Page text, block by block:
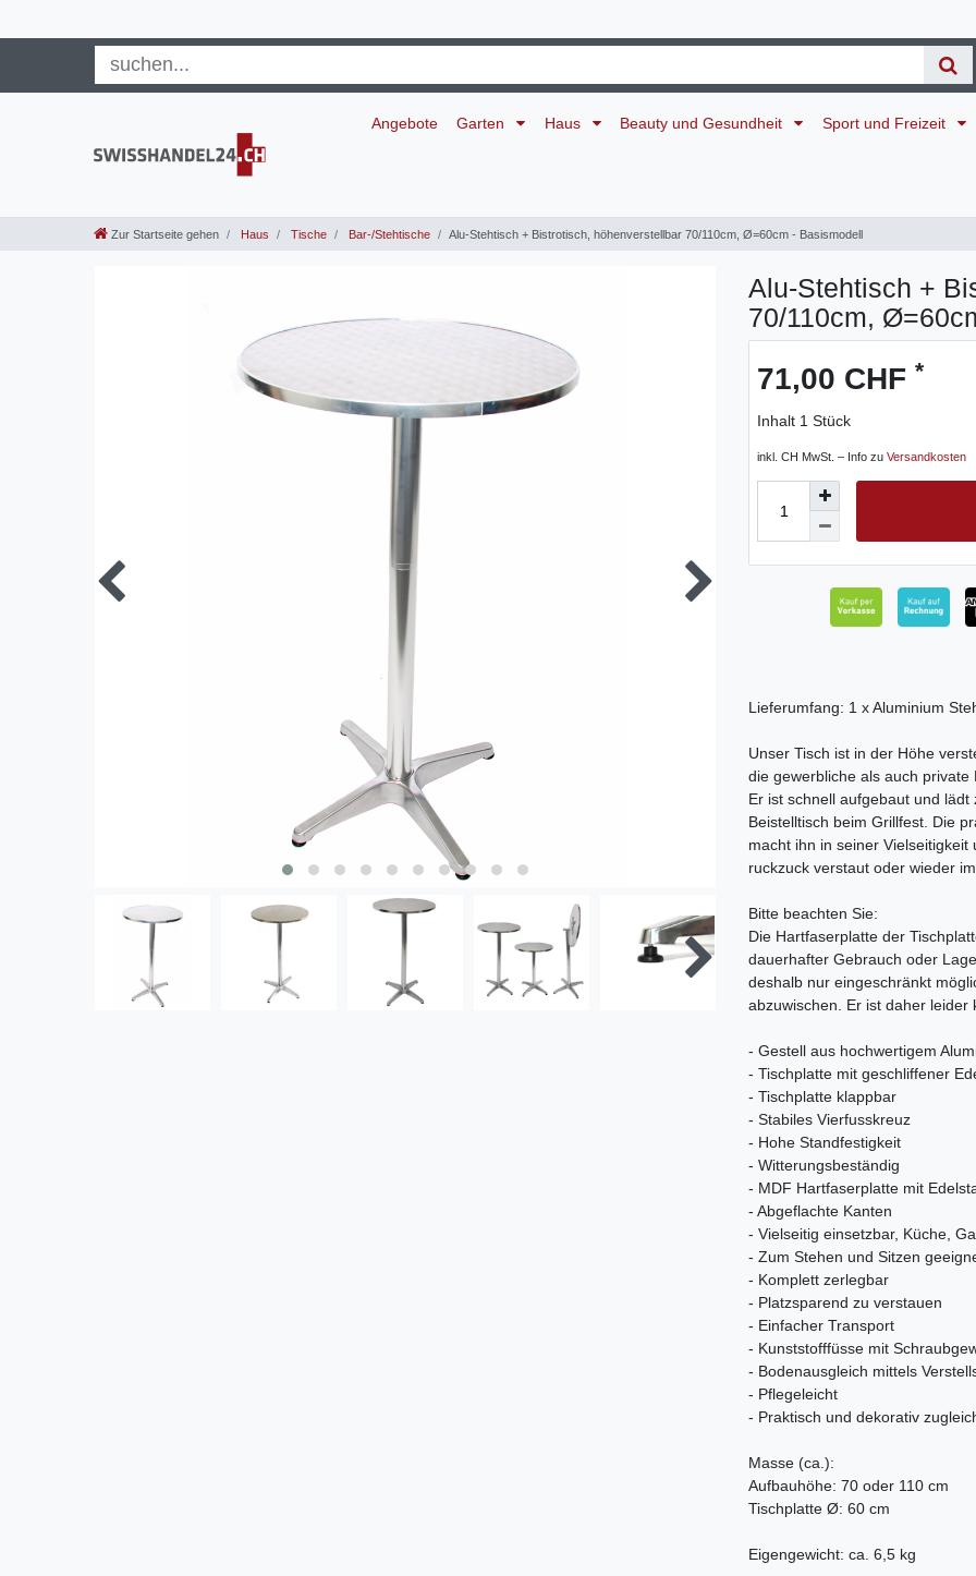
Angebote Garten Haus Beauty und Gesundheit Sport und Freizeit
Zur Startseite gehen Haus Tische Bar-/Stehtische Alu-Stehtisch + Bistrotisch, höhenverstellbar 70/110cm, Ø=60cm - Basismodell
Alu-Stehtisch +
70/110cm,
71,00 CHF *
Inhalt 1 Stück
inkl. CH MwSt. – Info zu Versandkosten
Lieferumfang: 1 x Aluminium
Unser Tisch ist in der Höhe
die gewerbliche als auch private
Er ist schnell aufgebaut und
Beistelltisch beim Grillfest. Die
macht ihn in seiner
ruckzuck verstaut oder wieder
Bitte beachten Sie:
Die Hartfaserplatte der
dauerhafter Gebrauch oder
deshalb nur eingeschränkt
abzuwischen. Er ist daher leider
- Gestell aus hochwertigem
- Tischplatte mit geschliffener
- Tischplatte klappbar
- Stabiles Vierfusskreuz
- Hohe Standfestigkeit
- Witterungsbeständig
- MDF Hartfaserplatte mit
- Abgeflachte Kanten
- Vielseitig einsetzbar, Küche,
- Zum Stehen und Sitzen
- Komplett zerlegbar
- Platzsparend zu verstauen
- Einfacher Transport
- Kunststofffüsse mit
- Bodenausgleich mittels
- Pflegeleicht
- Praktisch und dekorativ
Masse (ca.):
Aufbauhöhe: 70 oder 110 cm
Tischplatte Ø: 60 cm
Eigengewicht: ca. 6,5 kg